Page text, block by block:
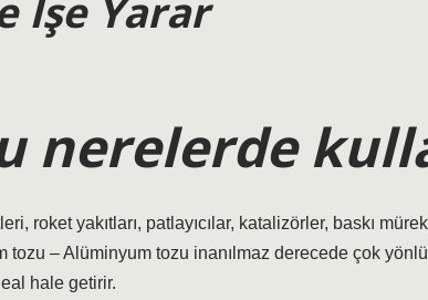
Işe Yarar
nerelerde
roket yakıtları, patlayıcılar, katalizörler, baskı
tozu – Alüminyum tozu inanılmaz derecede çok
hale getirir.